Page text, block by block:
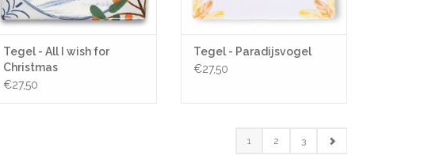
Tegel - All I wish for
Christmas
€27,50
Tegel - Paradijsvogel
€27,50
1 2 3